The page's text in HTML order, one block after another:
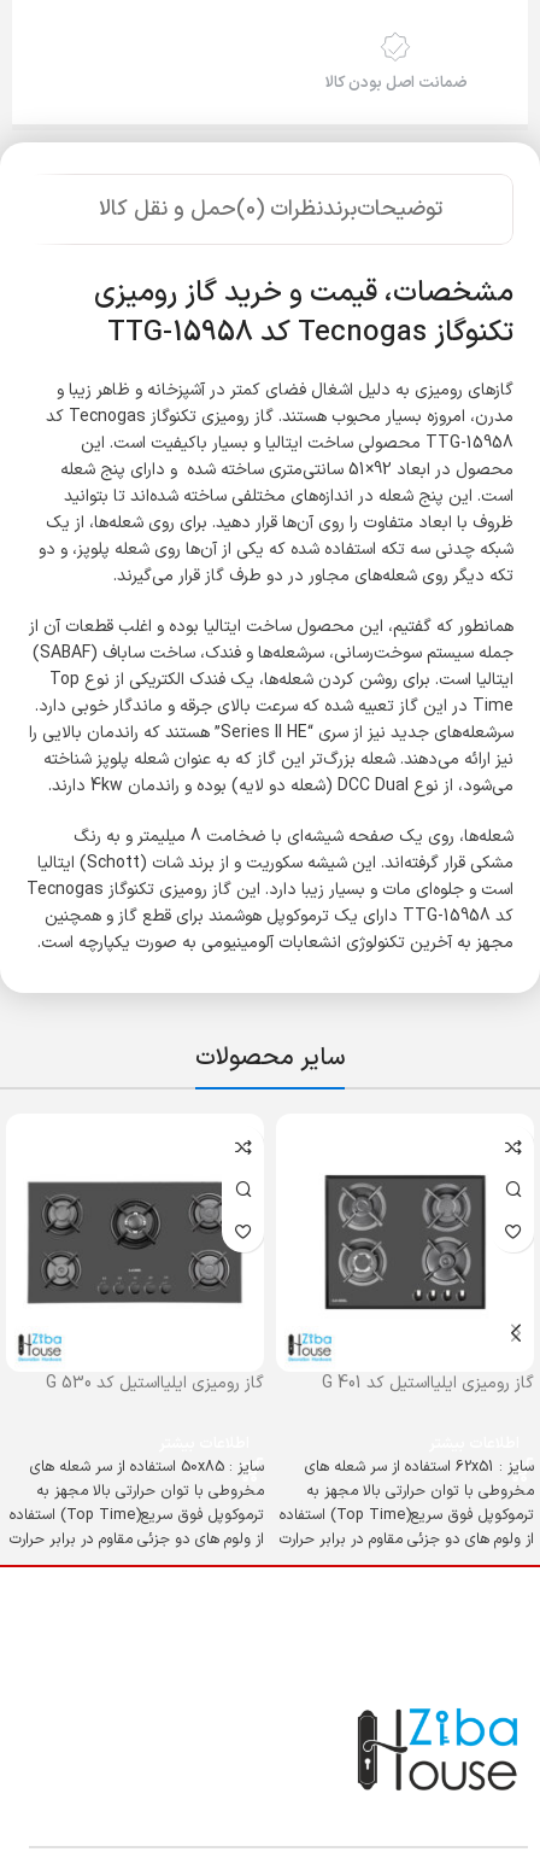
ضمانت اصل بودن کالا
توضیحاتبرندنظرات (0) حمل و نقل کالا
مشخصات، قیمت و خرید گاز رومیزی
تکنوگاز Tecnogas کد TTG-15958
گازهای رومیزی به دلیل اشغال فضای کمتر در آشپزخانه و ظاهر زیبا و
مدرن، امروزه بسیار محبوب هستند. گاز رومیزی تکنوگاز Tecnogas کد
TTG-15958 محصولی ساخت ایتالیا و بسیار باکیفیت است. این
محصول در ابعاد 92×51 سانتی‌متری ساخته شده و دارای پنج شعله
است. این پنج شعله در اندازه‌های مختلفی ساخته شده‌اند تا بتوانید
ظروف با ابعاد متفاوت را روی آن‌ها قرار دهید. برای روی شعله‌ها، از یک
شبکه چدنی سه تکه استفاده شده که یکی از آن‌ها روی شعله پلوپز، و دو
تکه دیگر روی شعله‌های مجاور در دو طرف گاز قرار می‌گیرند.
همانطور که گفتیم، این محصول ساخت ایتالیا بوده و اغلب قطعات آن از
جمله سیستم سوخت‌رسانی، سرشعله‌ها و فندک، ساخت ساباف (SABAF)
ایتالیا است. برای روشن کردن شعله‌ها، یک فندک الکتریکی از نوع Top
Time در این گاز تعبیه شده که سرعت بالای جرقه و ماندگار خوبی دارد.
سرشعله‌های جدید نیز از سری “Series ll HE” هستند که راندمان بالایی را
نیز ارائه می‌دهند. شعله بزرگ‌تر این گاز که به عنوان شعله پلوپز شناخته
می‌شود، از نوع DCC Dual (شعله دو لایه) بوده و راندمان 4kw دارند.
شعله‌ها، روی یک صفحه شیشه‌ای با ضخامت 8 میلیمتر و به رنگ
مشکی قرار گرفته‌اند. این شیشه سکوریت و از برند شات (Schott) ایتالیا
است و جلوه‌ای مات و بسیار زیبا دارد. این گاز رومیزی تکنوگاز Tecnogas
کد TTG-15958 دارای یک ترموکوپل هوشمند برای قطع گاز و همچنین
مجهز به آخرین تکنولوژی انشعابات آلومینیومی به صورت یکپارچه است.
سایر محصولات
گاز رومیزی ایلیااستیل کد G 401
سایز : 62x51 استفاده از سر شعله های
مخروطی با توان حرارتی بالا مجهز به
ترموکوپل فوق سریع(Top Time) استفاده
از ولوم های دو جزئی مقاوم در برابر حرارت
شیشه سکوریت مقاوم در برابر حرارت و
گاز رومیزی ایلیااستیل کد G 530
سایز : 50x85 استفاده از سر شعله های
مخروطی با توان حرارتی بالا مجهز به
ترموکوپل فوق سریع(Top Time) استفاده
از ولوم های دو جزئی مقاوم در برابر حرارت
شیشه سکوریت مقاوم در برابر حرارت و